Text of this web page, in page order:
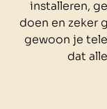
installeren,
doen en zeker
gewoon je
dat